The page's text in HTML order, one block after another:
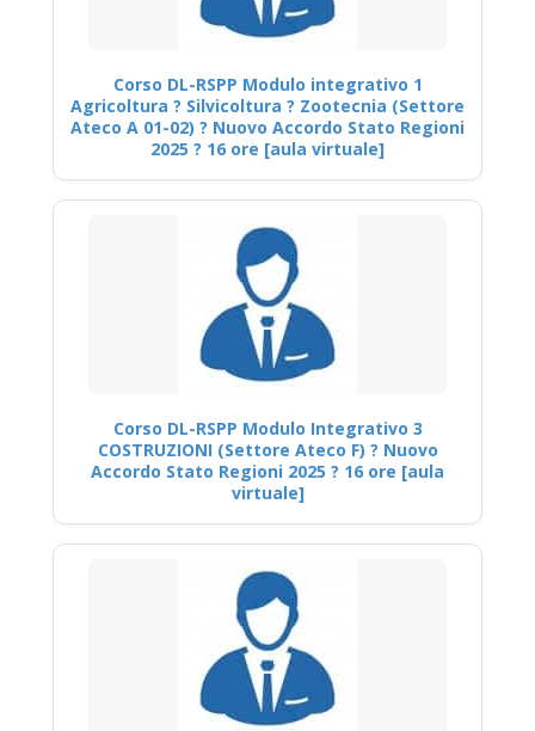
Corso DL-RSPP Modulo integrativo 1
Agricoltura ? Silvicoltura ? Zootecnia (Settore
Ateco A 01-02) ? Nuovo Accordo Stato Regioni
2025 ? 16 ore [aula virtuale]
Corso DL-RSPP Modulo Integrativo 3
COSTRUZIONI (Settore Ateco F) ? Nuovo
Accordo Stato Regioni 2025 ? 16 ore [aula
virtuale]